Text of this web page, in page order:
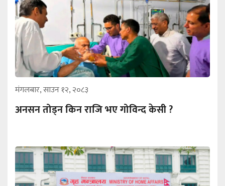
मंगलबार, साउन १२, २०८३
अनसन तोड्न किन राजि भए गोविन्द केसी ?